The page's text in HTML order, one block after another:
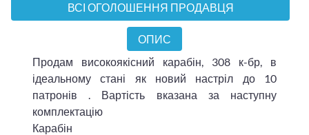
ВСІ ОГОЛОШЕННЯ ПРОДАВЦЯ
ОПИС
Продам високоякісний карабін, 308 к-бр, в
ідеальному стані як новий настріл до 10
патронів . Вартість вказана за наступну
комплектацію
Карабін